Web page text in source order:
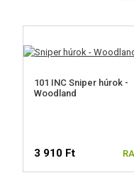
101 INC Sniper húrok -
Woodland
3 910 Ft